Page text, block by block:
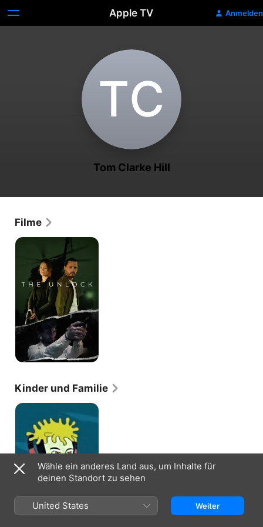
Apple TV Anmelden
T‌C
Tom Clarke Hill
Filme
Die
Kinder und Familie
Prince
Atlantis
Wähle ein anderes Land aus, um Inhalte für
deinen Standort zu sehen
United States Weiter